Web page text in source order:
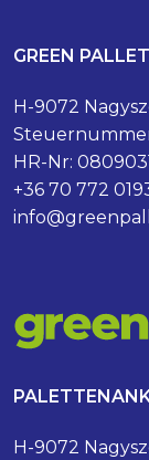
GREEN
H-9072
HR-Nr:
+36 70 772
H-9072